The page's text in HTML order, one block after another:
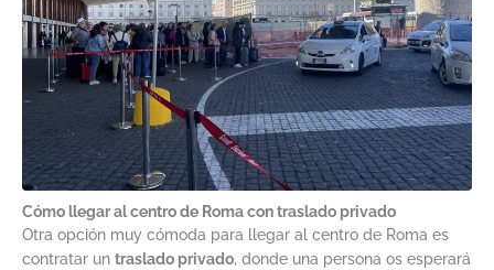
Cómo llegar al centro de Roma con traslado privado
Otra opción muy cómoda para llegar al centro de Roma es
contratar un traslado privado, donde una persona os esperará